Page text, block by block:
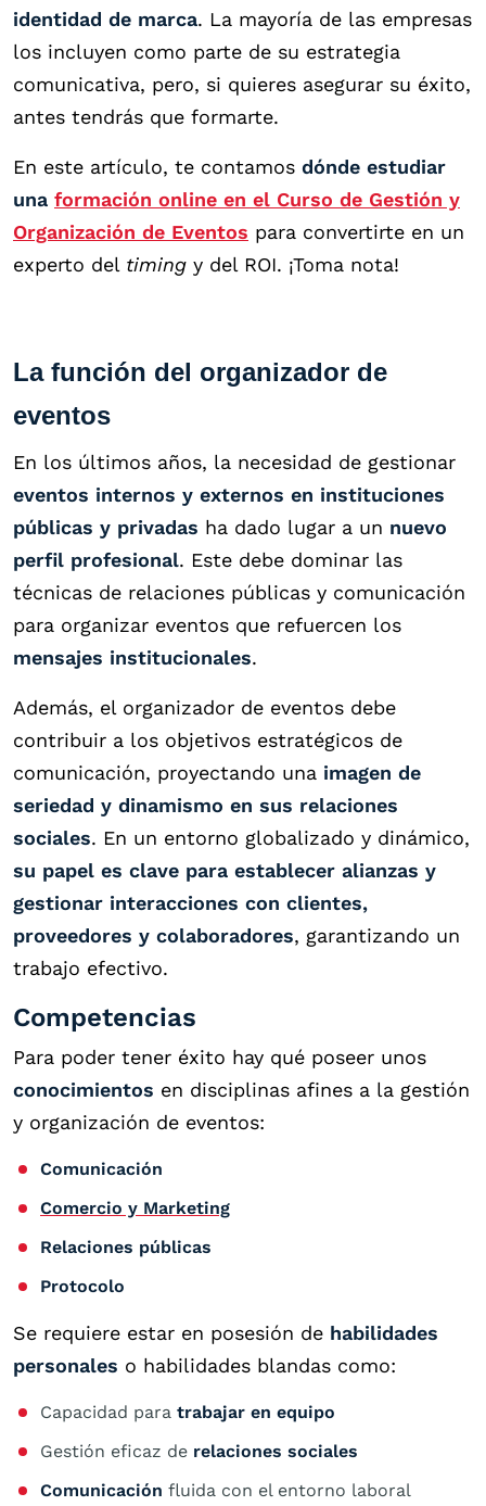
identidad de marca. La mayoría de las empresas
los incluyen como parte de su estrategia
comunicativa, pero, si quieres asegurar su éxito,
antes tendrás que formarte.
En este artículo, te contamos dónde estudiar
una formación online en el Curso de Gestión y
Organización de Eventos para convertirte en un
experto del timing y del ROI. ¡Toma nota!
La función del organizador de
eventos
En los últimos años, la necesidad de gestionar
eventos internos y externos en instituciones
públicas y privadas ha dado lugar a un nuevo
perfil profesional. Este debe dominar las
técnicas de relaciones públicas y comunicación
para organizar eventos que refuercen los
mensajes institucionales.
Además, el organizador de eventos debe
contribuir a los objetivos estratégicos de
comunicación, proyectando una imagen de
seriedad y dinamismo en sus relaciones
sociales. En un entorno globalizado y dinámico,
su papel es clave para establecer alianzas y
gestionar interacciones con clientes,
proveedores y colaboradores, garantizando un
trabajo efectivo.
Competencias
Para poder tener éxito hay qué poseer unos
conocimientos en disciplinas afines a la gestión
y organización de eventos:
Comunicación
Comercio y Marketing
Relaciones públicas
Protocolo
Se requiere estar en posesión de habilidades
personales o habilidades blandas como:
Capacidad para trabajar en equipo
Gestión eficaz de relaciones sociales
Comunicación fluida con el entorno laboral